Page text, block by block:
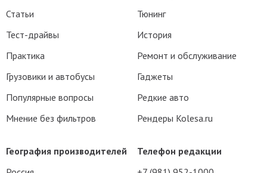
Телефон редакции
Статьи
Тест-драйвы
Практика
Грузовики и автобусы
Популярные вопросы
Мнение без фильтров
Тюнинг
История
Ремонт и обслуживание
Гаджеты
Редкие авто
Рендеры Kolesa.ru
География производителей